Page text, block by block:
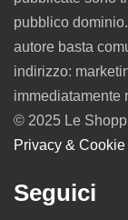
pubblico
autore basta
indirizzo:
immediatamente
© 2025 Le
Privacy &
Seguici